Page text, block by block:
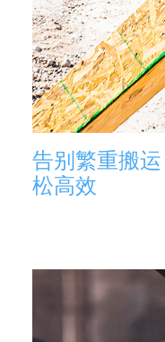
告别繁重搬
松高效